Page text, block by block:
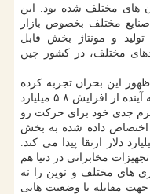
های مختلف شده بود. این
مختلف بخصوص بازار
و مونتاژ بخش قابل
مختلف، در كشور چین
این بحران تجربه كرده
است، اما مدیران این شركت با نگاهی به آینده از افزایش ۵.۸ میلیارد
جدی خود برای حركت رو
اختصاص داده شده به بخش
و توسعه هوآوی به بیش از۲۰ میلیارد دلار ارتقا پیدا می كند.
مخابراتی در دنیا هم
های مختلف و نوین را نه
جهت مقابله با وضعیت هایی